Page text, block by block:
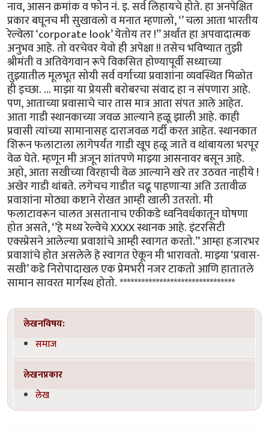
नाव, आसन क्रमांक व फोन नं. इ. सर्व लिहायचे होते. हा अनपेक्षित
प्रकार बघूनच मी सुखावलो व मनात म्हणालो, ‘’ चला आता भारतीय
रेल्वेला ‘corporate look’ येतोय तर !” अर्थात हा अपवादात्मक
अनुभव आहे. तो वरचेवर येवो ही अपेक्षा !! तसेच भविष्यात तुझी
श्रीमंती व अतिवेगवान रूपे विकसित होण्यापूर्वी सध्याच्या
तुझ्यातील मूलभूत सोयी सर्व वर्गाच्या प्रवाशांना व्यवस्थित मिळोत
ही इच्छा. ... माझा या प्रेयसी बरोबरचा संवाद हा न संपणारा आहे.
पण, आताच्या प्रवासाचे चार तास मात्र आता संपत आले आहेत.
आता गाडी स्थानकाच्या जवळ आल्याने हळू झाली आहे. काही
प्रवासी त्यांच्या सामानासह दाराजवळ गर्दी करत आहेत. स्थानकात
शिरून फलाटाला लागेपर्यंत गाडी खूप हळू जाते व थांबायला भरपूर
वेळ घेते. म्हणून मी अजून शांतपणे माझ्या आसनावर बसून आहे.
अहो, आता सखीच्या विरहाची वेळ आल्याने खरे तर उठवत नाहीये !
अखेर गाडी थांबते. लगेचच गाडीत चढू पाहणाऱ्या अति उतावीळ
प्रवाशांना मोठ्या कष्टाने रोखत आम्ही खाली उतरतो. मी
फलाटावरून चालत असतानाच एकीकडे ध्वनिवर्धकातून घोषणा
होत असते, ‘’हे मध्य रेल्वेचे XXXX स्थानक आहे. इंटरसिटी
एक्स्प्रेसने आलेल्या प्रवाशांचे आम्ही स्वागत करतो.’’ आम्हा हजारभर
प्रवाशांचे होत असलेले हे स्वागत ऐकून मी भारावतो. माझ्या ‘प्रवास-
सखी’ कडे निरोपादाखल एक प्रेमभरी नजर टाकतो आणि हातातले
सामान सावरत मार्गस्थ होतो. ********************************
लेखनविषय:
समाज
लेखनप्रकार
लेख